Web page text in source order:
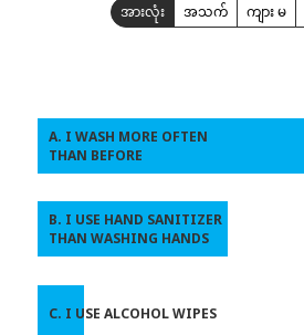
အားလုံး အသက် ကျား မ
A. I WASH MORE OFTEN
THAN BEFORE
B. I USE HAND SANITIZER
THAN WASHING HANDS
C. I USE ALCOHOL WIPES